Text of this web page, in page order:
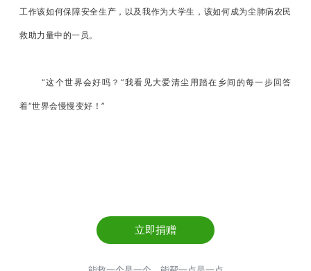
工作该如何保障安全生产，以及我作为大学生，该如何成为尘肺病农民
救助力量中的一员。
“这个世界会好吗？”我看见大爱清尘用踏在乡间的每一步回答
着“世界会慢慢变好！”
立即捐赠